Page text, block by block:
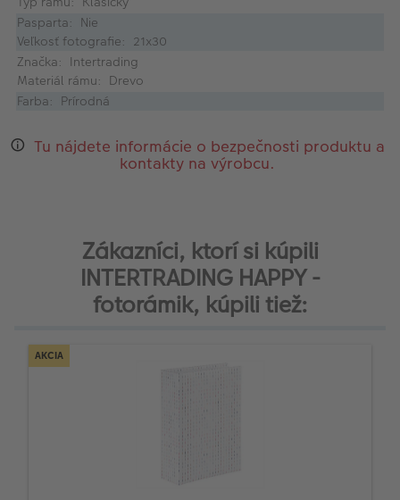
Pasparta: Nie
Veľkosť fotografie: 21x30
Značka: Intertrading
Materiál rámu: Drevo
Farba: Prírodná
Tu nájdete informácie o bezpečnosti produktu a
kontakty na výrobcu.
Zákazníci, ktorí si kúpili
INTERTRADING HAPPY -
fotorámik, kúpili tiež:
AKCIA